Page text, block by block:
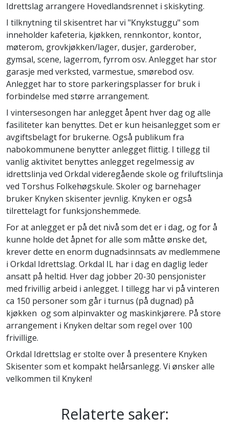
Idrettslag arrangere Hovedlandsrennet i skiskyting.
I tilknytning til skisentret har vi "Knykstuggu" som
inneholder kafeteria, kjøkken, rennkontor, kontor,
møterom, grovkjøkken/lager, dusjer, garderober,
gymsal, scene, lagerrom, fyrrom osv. Anlegget har stor
garasje med verksted, varmestue, smørebod osv.
Anlegget har to store parkeringsplasser for bruk i
forbindelse med større arrangement.
I vintersesongen har anlegget åpent hver dag og alle
fasiliteter kan benyttes. Det er kun heisanlegget som er
avgiftsbelagt for brukerne. Også publikum fra
nabokommunene benytter anlegget flittig. I tillegg til
vanlig aktivitet benyttes anlegget regelmessig av
idrettslinja ved Orkdal videregående skole og friluftslinja
ved Torshus Folkehøgskule. Skoler og barnehager
bruker Knyken skisenter jevnlig. Knyken er også
tilrettelagt for funksjonshemmede.
For at anlegget er på det nivå som det er i dag, og for å
kunne holde det åpnet for alle som måtte ønske det,
krever dette en enorm dugnadsinnsats av medlemmene
i Orkdal Idrettslag. Orkdal IL har i dag en daglig leder
ansatt på heltid. Hver dag jobber 20-30 pensjonister
med frivillig arbeid i anlegget. I tillegg har vi på vinteren
ca 150 personer som går i turnus (på dugnad) på
kjøkken og som alpinvakter og maskinkjørere. På store
arrangement i Knyken deltar som regel over 100
frivillige.
Orkdal Idrettslag er stolte over å presentere Knyken
Skisenter som et kompakt helårsanlegg. Vi ønsker alle
velkommen til Knyken!
Relaterte saker: